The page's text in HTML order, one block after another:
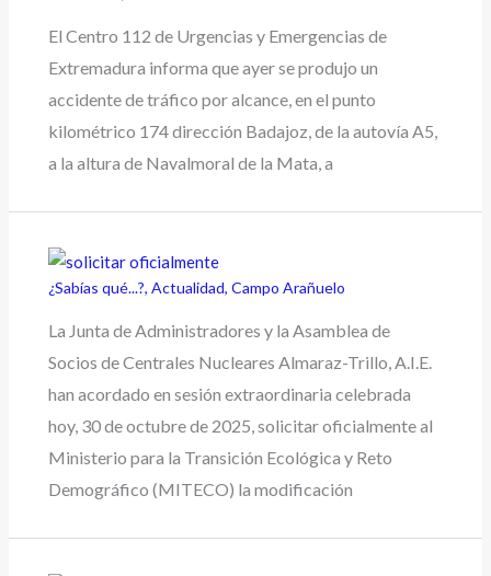
El Centro 112 de Urgencias y Emergencias de
Extremadura informa que ayer se produjo un
accidente de tráfico por alcance, en el punto
kilométrico 174 dirección Badajoz, de la autovía A5,
a la altura de Navalmoral de la Mata, a
¿Sabías qué...?,Actualidad,Campo Arañuelo
La Junta de Administradores y la Asamblea de
Socios de Centrales Nucleares Almaraz-Trillo, A.I.E.
han acordado en sesión extraordinaria celebrada
hoy, 30 de octubre de 2025, solicitar oficialmente al
Ministerio para la Transición Ecológica y Reto
Demográfico (MITECO) la modificación